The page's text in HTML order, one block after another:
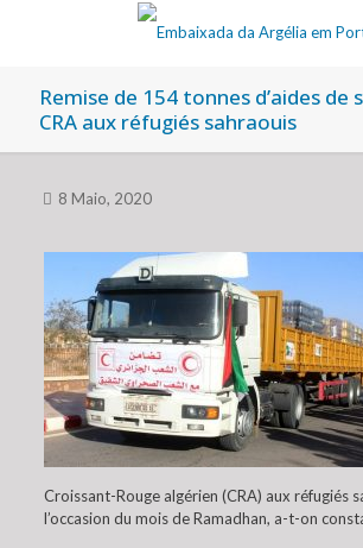
Remise de 154 tonnes d’aides de
CRA aux réfugiés sahraouis
8 Maio, 2020
Croissant-Rouge algérien (CRA) aux réfugiés
l’occasion du mois de Ramadhan, a-t-on